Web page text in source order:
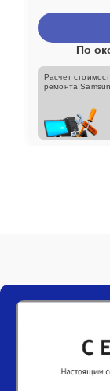
По
Расчет
ремонта